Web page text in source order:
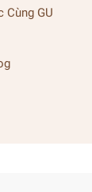
Cùng GU